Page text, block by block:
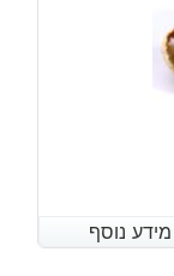
מידע נוסף
מידע נוסף